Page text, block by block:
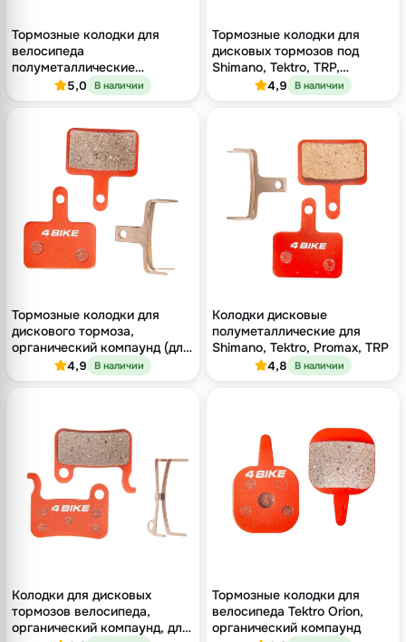
Тормозные колодки для
велосипеда
полуметаллические
дисковые, под тормоза
5,0 В наличии
Тормозные колодки для
дисковых тормозов под
Shimano, Tektro, TRP,
полуметаллический
4,9 В наличии
Тормозные колодки для
дискового тормоза,
органический компаунд (для
Shimano, Tektro, Promax, TRP)
4,9 В наличии
Колодки дисковые
полуметаллические для
Shimano, Tektro, Promax, TRP
4,8 В наличии
Колодки для дисковых
тормозов велосипеда,
органический компаунд, для
Тормозные колодки для
велосипеда Tektro Orion,
органический компаунд